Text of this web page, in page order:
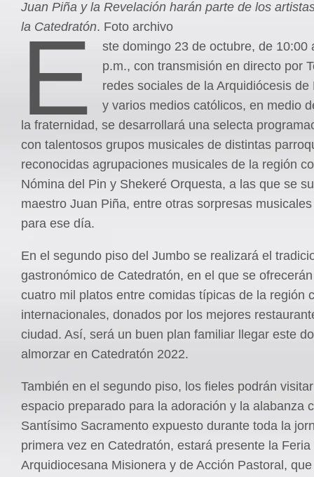
Juan Piña y la Revelación harán parte de los
la Catedratón. Foto archivo
E
ste domingo 23 de octubre, de 10:00
p.m., con transmisión en directo por
redes sociales de la Arquidiócesis de
y varios medios católicos, en medio
la fraternidad, se desarrollará una selecta
con talentosos grupos musicales de distintas
reconocidas agrupaciones musicales de la región
Nómina del Pin y Shekeré Orquesta, a las que se
maestro Juan Piña, entre otras sorpresas
para ese día.
En el segundo piso del Jumbo se realizará el
gastronómico de Catedratón, en el que se
cuatro mil platos entre comidas típicas de la región
internacionales, donados por los mejores
ciudad. Así, será un buen plan familiar llegar este
almorzar en Catedratón 2022.
También en el segundo piso, los fieles podrán
espacio preparado para la adoración y la alabanza
Santísimo Sacramento expuesto durante toda la
primera vez en Catedratón, estará presente la Feria
Arquidiocesana Misionera y de Acción Pastoral,